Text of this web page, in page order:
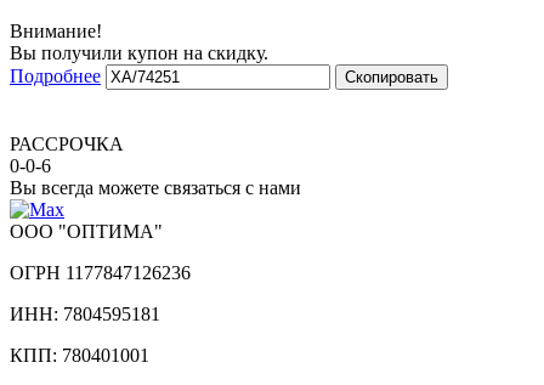
Внимание!
Вы получили купон на скидку.
Подробнее
Скопировать
РАССРОЧКА
0-0-6
Вы всегда можете связаться с нами
ООО "ОПТИМА"
ОГРН 1177847126236
ИНН: 7804595181
КПП: 780401001